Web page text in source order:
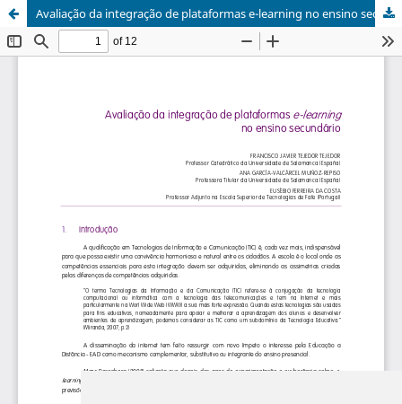
Avaliação da integração de plataformas e-learning no ensino secundário